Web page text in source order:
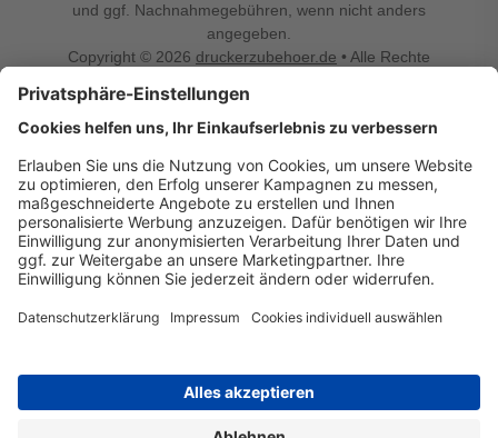
und ggf. Nachnahmegebühren, wenn nicht anders
angegeben.
Copyright © 2026 druckerzubehoer.de • Alle Rechte
Vertrag widerrufen
Druckerzubehoer.de – preiswerte Qualität für Ihr Office
Sie sind auf der Suche nach dem passenden Druckerzubehör
oder Zubehör für das Büro, den Computer oder Ihr
Smartphone? Dann sind Sie bei Druckerzubehoer.de genau
richtig! Unser breites Sortiment bietet unter anderem Tinte
und Toner für alle gängigen Druckermodelle – großer sowie
kleiner Hersteller. Zugleich sind wir Ihr Online Fachhandel für
einrichten, die Werkstatt ausstatten oder den Alltag mit
was Ihren Arbeitsplatz noch komfortabler macht, finden Sie
bei uns auch Bastelspaß, Schulbedarf, Beleuchtung,